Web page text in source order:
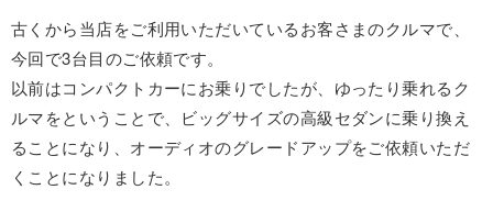
古くから当店をご利用いただいているお客さまのクルマで、
今回で3台目のご依頼です。
以前はコンパクトカーにお乗りでしたが、ゆったり乗れるク
ルマをということで、ビッグサイズの高級セダンに乗り換え
ることになり、オーディオのグレードアップをご依頼いただ
くことになりました。